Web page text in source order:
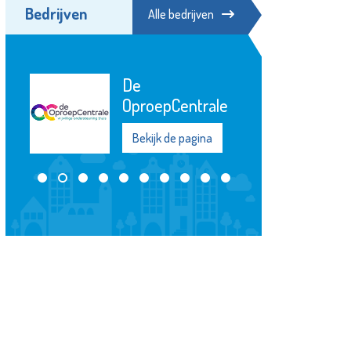
Bedrijven Alle bedrijven
De
OproepCentrale
Bekijk de pagina